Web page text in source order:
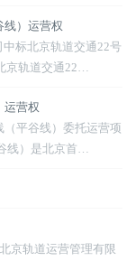
线）运营权
标北京轨道交通22号
谷线）委托运营项目，成为该线运营商。 北京轨道交通22…
运营权
平谷线）委托运营项
（平谷线）是北京首…
京轨道运营管理有限